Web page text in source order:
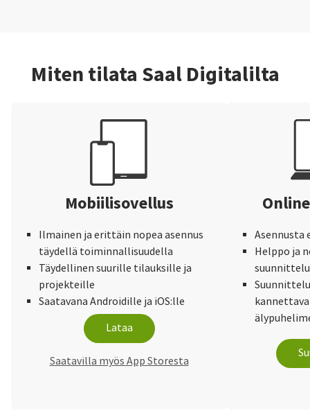
Miten tilata Saal Digitalilta
Mobiilisovellus
Ilmainen ja erittäin nopea asennus
täydellä toiminnallisuudella
Täydellinen suurille tilauksille ja
projekteille
Saatavana Androidille ja iOS:lle
Lataa
Saatavilla myös App Storesta
Asennusta
Helppo ja